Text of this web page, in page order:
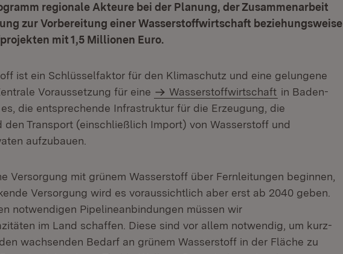
regionale Akteure bei der Planung, der Zusammenarbeit
zur Vorbereitung einer Wasserstoffwirtschaft beziehungsweise
mit 1,5 Millionen Euro.
ist ein Schlüsselfaktor für den Klimaschutz und eine gelungene
Voraussetzung für eine
Wasserstoffwirtschaft in Baden-
die entsprechende Infrastruktur für die Erzeugung, die
den Transport (einschließlich Import) von Wasserstoff und
aufzubauen.
Versorgung mit grünem Wasserstoff über Fernleitungen beginnen,
Versorgung wird es voraussichtlich aber erst ab 2040 geben.
notwendigen Pipelineanbindungen müssen wir
im Land schaffen. Diese sind vor allem notwendig, um kurz-
wachsenden Bedarf an grünem Wasserstoff in der Fläche zu